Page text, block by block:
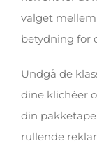
valget mellem
betydning for
Undgå de
dine klichéer
din
rullende